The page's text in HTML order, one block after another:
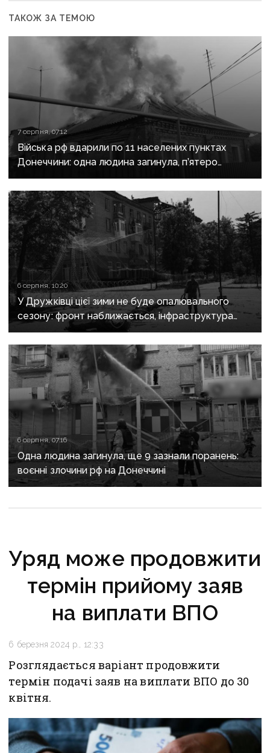
ТАКОЖ ЗА ТЕМОЮ
7 серпня, 07:12
Війська рф вдарили по 11 населених пунктах
Донеччини: одна людина загинула, п’ятеро
поранені
6 серпня, 10:20
У Дружківці цієї зими не буде опалювального
сезону: фронт наближається, інфраструктура
критично зруйнована
6 серпня, 07:16
Одна людина загинула, ще 9 зазнали поранень:
воєнні злочини рф на Донеччині
Уряд може продовжити
термін прийому заяв
на виплати ВПО
6 березня 2024 р., 12:33
Розглядається варіант продовжити
термін подачі заяв на виплати ВПО до 30
квітня.